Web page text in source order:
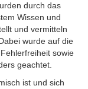
durch das
Wissen und
und vermitteln
wurde auf die
sowie
geachtet.
ist und sich